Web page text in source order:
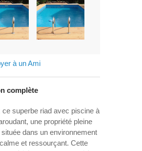
à un Ami
complète
ce superbe riad avec piscine à
une propriété pleine
dans un environnement
et ressourçant. Cette